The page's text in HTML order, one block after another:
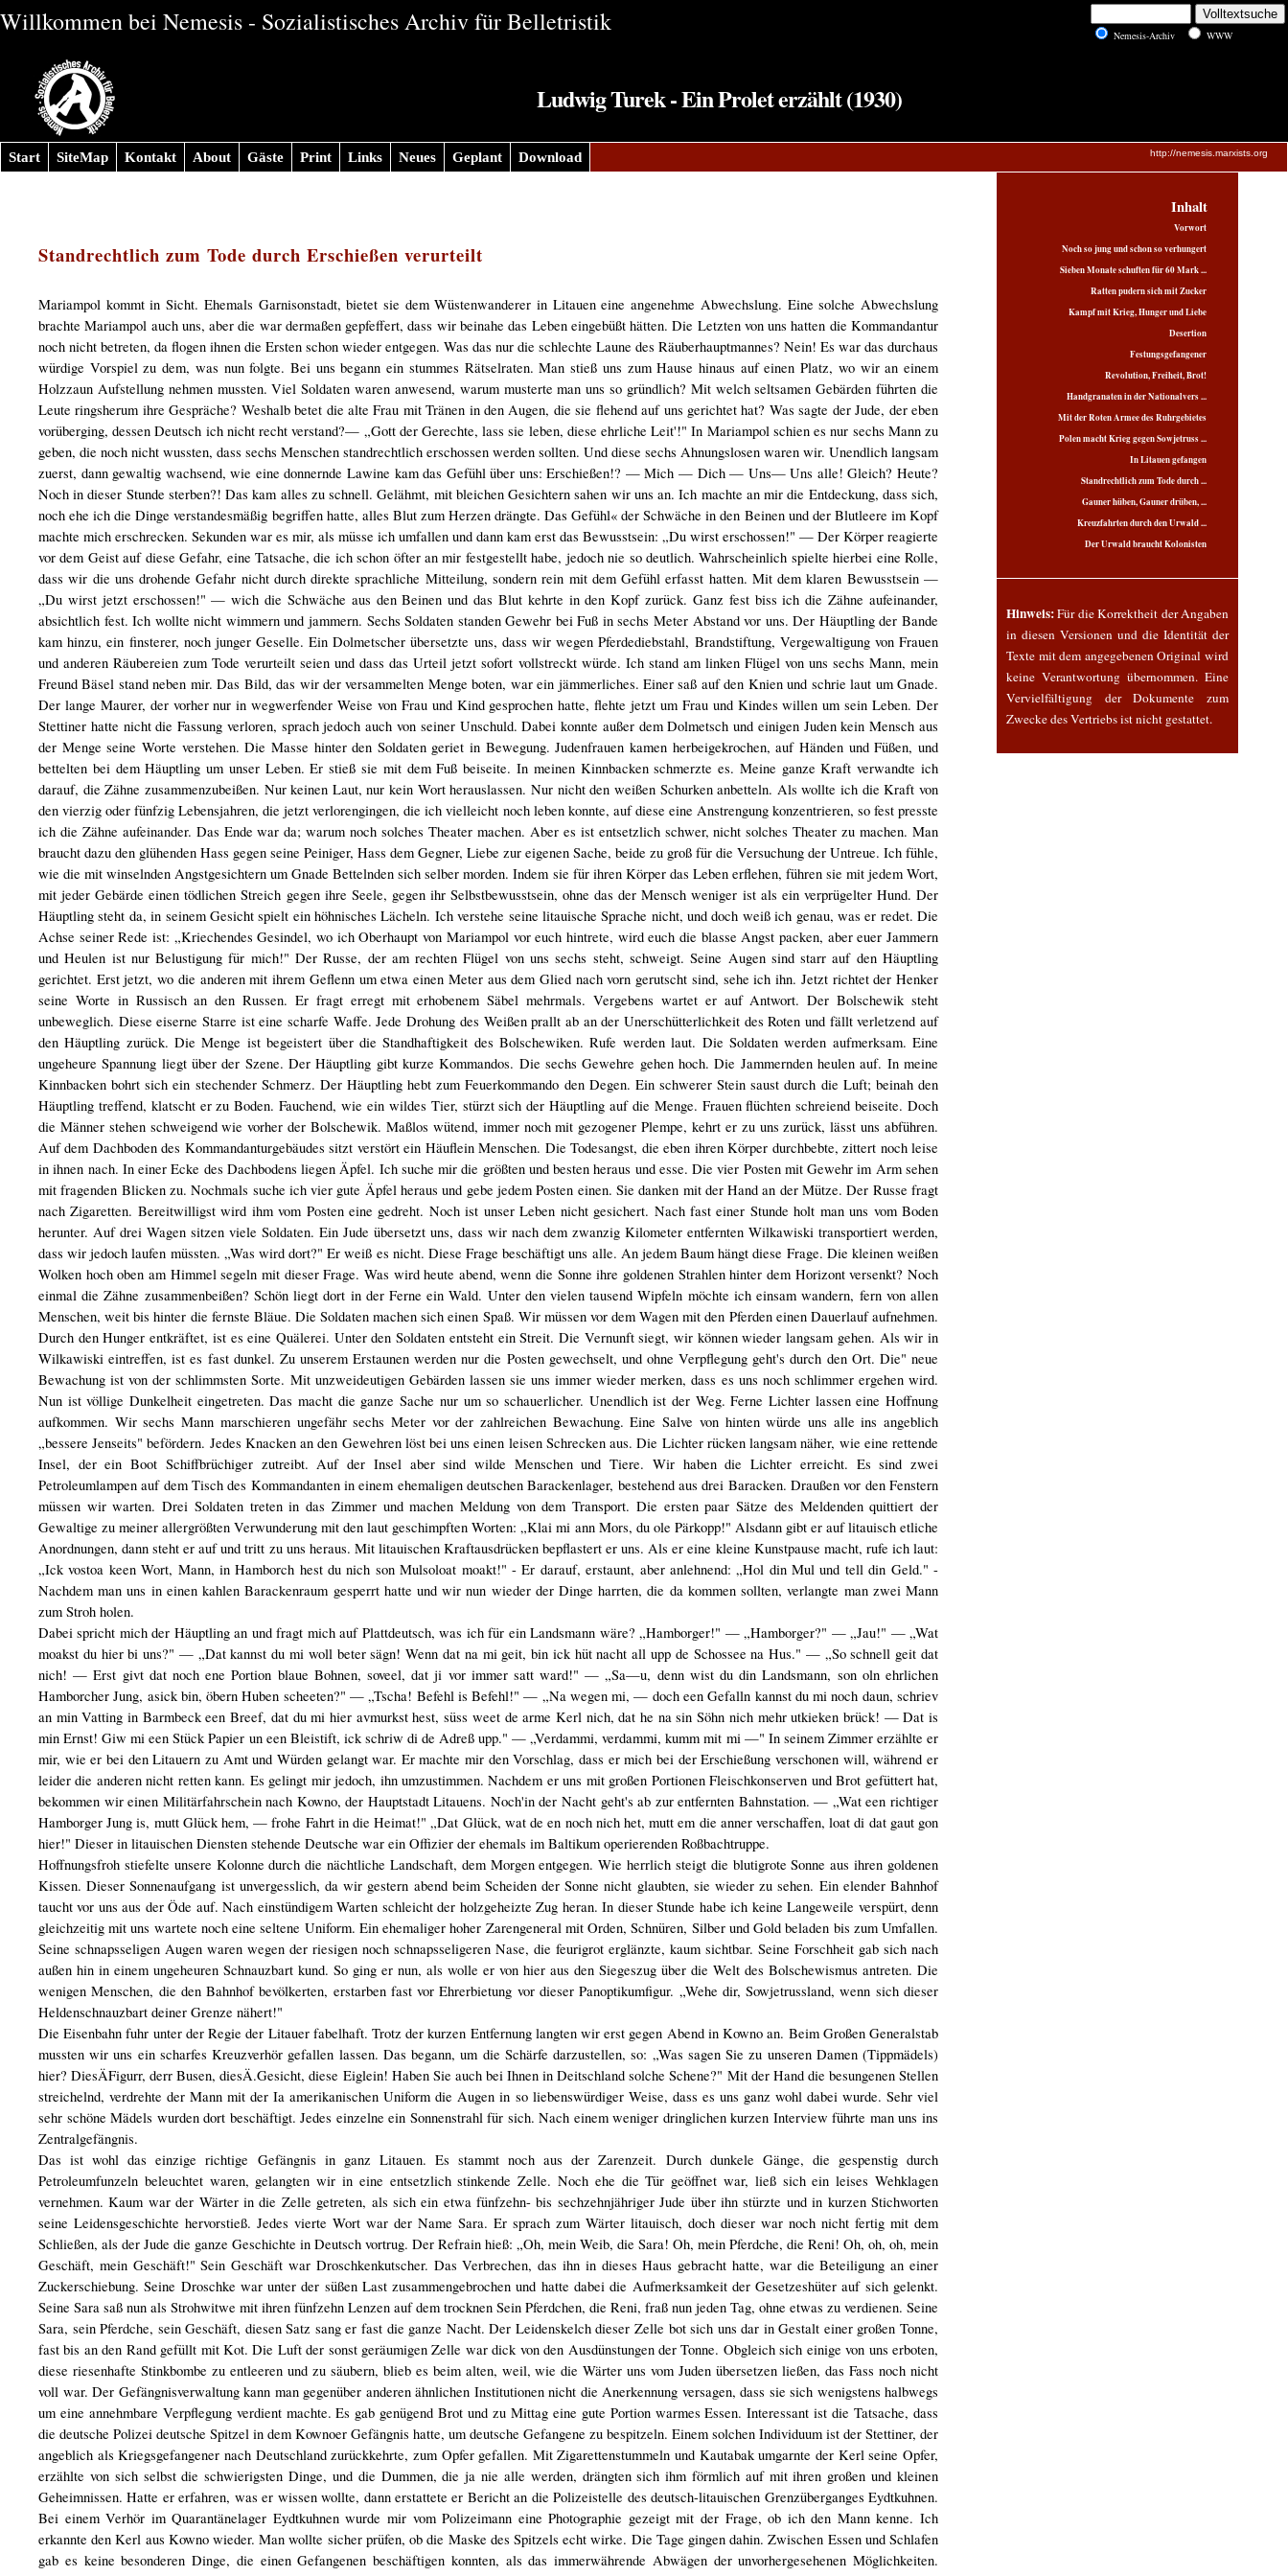
Nemesis-Archiv WWW
Willkommen bei Nemesis - Sozialistisches Archiv für Belletristik
Ludwig Turek - Ein Prolet erzählt (1930)
Start SiteMap Kontakt About Gäste Print Links Neues Geplant Download http://nemesis.marxists.org
Standrechtlich zum Tode durch Erschießen verurteilt
Mariampol kommt in Sicht. Ehemals Garnisonstadt, bietet sie dem Wüstenwanderer in Litauen eine angenehme Abwechslung. Eine solche Abwechslung
brachte Mariampol auch uns, aber die war dermaßen gepfeffert, dass wir beinahe das Leben eingebüßt hätten. Die Letzten von uns hatten die Kommandantur
noch nicht betreten, da flogen ihnen die Ersten schon wieder entgegen. Was das nur die schlechte Laune des Räuberhauptmannes? Nein! Es war das durchaus
würdige Vorspiel zu dem, was nun folgte. Bei uns begann ein stummes Rätselraten. Man stieß uns zum Hause hinaus auf einen Platz, wo wir an einem
Holzzaun Aufstellung nehmen mussten. Viel Soldaten waren anwesend, warum musterte man uns so gründlich? Mit welch seltsamen Gebärden führten die
Leute ringsherum ihre Gespräche? Weshalb betet die alte Frau mit Tränen in den Augen, die sie flehend auf uns gerichtet hat? Was sagte der Jude, der eben
vorüberging, dessen Deutsch ich nicht recht verstand?— „Gott der Gerechte, lass sie leben, diese ehrliche Leit'!" In Mariampol schien es nur sechs Mann zu
geben, die noch nicht wussten, dass sechs Menschen standrechtlich erschossen werden sollten. Und diese sechs Ahnungslosen waren wir. Unendlich langsam
zuerst, dann gewaltig wachsend, wie eine donnernde Lawine kam das Gefühl über uns: Erschießen!? — Mich — Dich — Uns— Uns alle! Gleich? Heute?
Noch in dieser Stunde sterben?! Das kam alles zu schnell. Gelähmt, mit bleichen Gesichtern sahen wir uns an. Ich machte an mir die Entdeckung, dass sich,
noch ehe ich die Dinge verstandesmäßig begriffen hatte, alles Blut zum Herzen drängte. Das Gefühl« der Schwäche in den Beinen und der Blutleere im Kopf
machte mich erschrecken. Sekunden war es mir, als müsse ich umfallen und dann kam erst das Bewusstsein: „Du wirst erschossen!" — Der Körper reagierte
vor dem Geist auf diese Gefahr, eine Tatsache, die ich schon öfter an mir festgestellt habe, jedoch nie so deutlich. Wahrscheinlich spielte hierbei eine Rolle,
dass wir die uns drohende Gefahr nicht durch direkte sprachliche Mitteilung, sondern rein mit dem Gefühl erfasst hatten. Mit dem klaren Bewusstsein —
„Du wirst jetzt erschossen!" — wich die Schwäche aus den Beinen und das Blut kehrte in den Kopf zurück. Ganz fest biss ich die Zähne aufeinander,
absichtlich fest. Ich wollte nicht wimmern und jammern. Sechs Soldaten standen Gewehr bei Fuß in sechs Meter Abstand vor uns. Der Häuptling der Bande
kam hinzu, ein finsterer, noch junger Geselle. Ein Dolmetscher übersetzte uns, dass wir wegen Pferdediebstahl, Brandstiftung, Vergewaltigung von Frauen
und anderen Räubereien zum Tode verurteilt seien und dass das Urteil jetzt sofort vollstreckt würde. Ich stand am linken Flügel von uns sechs Mann, mein
Freund Bäsel stand neben mir. Das Bild, das wir der versammelten Menge boten, war ein jämmerliches. Einer saß auf den Knien und schrie laut um Gnade.
Der lange Maurer, der vorher nur in wegwerfender Weise von Frau und Kind gesprochen hatte, flehte jetzt um Frau und Kindes willen um sein Leben. Der
Stettiner hatte nicht die Fassung verloren, sprach jedoch auch von seiner Unschuld. Dabei konnte außer dem Dolmetsch und einigen Juden kein Mensch aus
der Menge seine Worte verstehen. Die Masse hinter den Soldaten geriet in Bewegung. Judenfrauen kamen herbeigekrochen, auf Händen und Füßen, und
bettelten bei dem Häuptling um unser Leben. Er stieß sie mit dem Fuß beiseite. In meinen Kinnbacken schmerzte es. Meine ganze Kraft verwandte ich
darauf, die Zähne zusammenzubeißen. Nur keinen Laut, nur kein Wort herauslassen. Nur nicht den weißen Schurken anbetteln. Als wollte ich die Kraft von
den vierzig oder fünfzig Lebensjahren, die jetzt verlorengingen, die ich vielleicht noch leben konnte, auf diese eine Anstrengung konzentrieren, so fest presste
ich die Zähne aufeinander. Das Ende war da; warum noch solches Theater machen. Aber es ist entsetzlich schwer, nicht solches Theater zu machen. Man
braucht dazu den glühenden Hass gegen seine Peiniger, Hass dem Gegner, Liebe zur eigenen Sache, beide zu groß für die Versuchung der Untreue. Ich fühle,
wie die mit winselnden Angstgesichtern um Gnade Bettelnden sich selber morden. Indem sie für ihren Körper das Leben erflehen, führen sie mit jedem Wort,
mit jeder Gebärde einen tödlichen Streich gegen ihre Seele, gegen ihr Selbstbewusstsein, ohne das der Mensch weniger ist als ein verprügelter Hund. Der
Häuptling steht da, in seinem Gesicht spielt ein höhnisches Lächeln. Ich verstehe seine litauische Sprache nicht, und doch weiß ich genau, was er redet. Die
Achse seiner Rede ist: „Kriechendes Gesindel, wo ich Oberhaupt von Mariampol vor euch hintrete, wird euch die blasse Angst packen, aber euer Jammern
und Heulen ist nur Belustigung für mich!" Der Russe, der am rechten Flügel von uns sechs steht, schweigt. Seine Augen sind starr auf den Häuptling
gerichtet. Erst jetzt, wo die anderen mit ihrem Geflenn um etwa einen Meter aus dem Glied nach vorn gerutscht sind, sehe ich ihn. Jetzt richtet der Henker
seine Worte in Russisch an den Russen. Er fragt erregt mit erhobenem Säbel mehrmals. Vergebens wartet er auf Antwort. Der Bolschewik steht
unbeweglich. Diese eiserne Starre ist eine scharfe Waffe. Jede Drohung des Weißen prallt ab an der Unerschütterlichkeit des Roten und fällt verletzend auf
den Häuptling zurück. Die Menge ist begeistert über die Standhaftigkeit des Bolschewiken. Rufe werden laut. Die Soldaten werden aufmerksam. Eine
ungeheure Spannung liegt über der Szene. Der Häuptling gibt kurze Kommandos. Die sechs Gewehre gehen hoch. Die Jammernden heulen auf. In meine
Kinnbacken bohrt sich ein stechender Schmerz. Der Häuptling hebt zum Feuerkommando den Degen. Ein schwerer Stein saust durch die Luft; beinah den
Häuptling treffend, klatscht er zu Boden. Fauchend, wie ein wildes Tier, stürzt sich der Häuptling auf die Menge. Frauen flüchten schreiend beiseite. Doch
die Männer stehen schweigend wie vorher der Bolschewik. Maßlos wütend, immer noch mit gezogener Plempe, kehrt er zu uns zurück, lässt uns abführen.
Auf dem Dachboden des Kommandanturgebäudes sitzt verstört ein Häuflein Menschen. Die Todesangst, die eben ihren Körper durchbebte, zittert noch leise
in ihnen nach. In einer Ecke des Dachbodens liegen Äpfel. Ich suche mir die größten und besten heraus und esse. Die vier Posten mit Gewehr im Arm sehen
mit fragenden Blicken zu. Nochmals suche ich vier gute Äpfel heraus und gebe jedem Posten einen. Sie danken mit der Hand an der Mütze. Der Russe fragt
nach Zigaretten. Bereitwilligst wird ihm vom Posten eine gedreht. Noch ist unser Leben nicht gesichert. Nach fast einer Stunde holt man uns vom Boden
herunter. Auf drei Wagen sitzen viele Soldaten. Ein Jude übersetzt uns, dass wir nach dem zwanzig Kilometer entfernten Wilkawiski transportiert werden,
dass wir jedoch laufen müssten. „Was wird dort?" Er weiß es nicht. Diese Frage beschäftigt uns alle. An jedem Baum hängt diese Frage. Die kleinen weißen
Wolken hoch oben am Himmel segeln mit dieser Frage. Was wird heute abend, wenn die Sonne ihre goldenen Strahlen hinter dem Horizont versenkt? Noch
einmal die Zähne zusammenbeißen? Schön liegt dort in der Ferne ein Wald. Unter den vielen tausend Wipfeln möchte ich einsam wandern, fern von allen
Menschen, weit bis hinter die fernste Bläue. Die Soldaten machen sich einen Spaß. Wir müssen vor dem Wagen mit den Pferden einen Dauerlauf aufnehmen.
Durch den Hunger entkräftet, ist es eine Quälerei. Unter den Soldaten entsteht ein Streit. Die Vernunft siegt, wir können wieder langsam gehen. Als wir in
Wilkawiski eintreffen, ist es fast dunkel. Zu unserem Erstaunen werden nur die Posten gewechselt, und ohne Verpflegung geht's durch den Ort. Die" neue
Bewachung ist von der schlimmsten Sorte. Mit unzweideutigen Gebärden lassen sie uns immer wieder merken, dass es uns noch schlimmer ergehen wird.
Nun ist völlige Dunkelheit eingetreten. Das macht die ganze Sache nur um so schauerlicher. Unendlich ist der Weg. Ferne Lichter lassen eine Hoffnung
aufkommen. Wir sechs Mann marschieren ungefähr sechs Meter vor der zahlreichen Bewachung. Eine Salve von hinten würde uns alle ins angeblich
„bessere Jenseits" befördern. Jedes Knacken an den Gewehren löst bei uns einen leisen Schrecken aus. Die Lichter rücken langsam näher, wie eine rettende
Insel, der ein Boot Schiffbrüchiger zutreibt. Auf der Insel aber sind wilde Menschen und Tiere. Wir haben die Lichter erreicht. Es sind zwei
Petroleumlampen auf dem Tisch des Kommandanten in einem ehemaligen deutschen Barackenlager, bestehend aus drei Baracken. Draußen vor den Fenstern
müssen wir warten. Drei Soldaten treten in das Zimmer und machen Meldung von dem Transport. Die ersten paar Sätze des Meldenden quittiert der
Gewaltige zu meiner allergrößten Verwunderung mit den laut geschimpften Worten: „Klai mi ann Mors, du ole Pärkopp!" Alsdann gibt er auf litauisch etliche
Anordnungen, dann steht er auf und tritt zu uns heraus. Mit litauischen Kraftausdrücken bepflastert er uns. Als er eine kleine Kunstpause macht, rufe ich laut:
„Ick vostoa keen Wort, Mann, in Hamborch hest du nich son Mulsoloat moakt!" - Er darauf, erstaunt, aber anlehnend: „Hol din Mul und tell din Geld." -
Nachdem man uns in einen kahlen Barackenraum gesperrt hatte und wir nun wieder der Dinge harrten, die da kommen sollten, verlangte man zwei Mann
zum Stroh holen.
Dabei spricht mich der Häuptling an und fragt mich auf Plattdeutsch, was ich für ein Landsmann wäre? „Hamborger!" — „Hamborger?" — „Jau!" — „Wat
moakst du hier bi uns?" — „Dat kannst du mi woll beter sägn! Wenn dat na mi geit, bin ick hüt nacht all upp de Schossee na Hus." — „So schnell geit dat
nich! — Erst givt dat noch ene Portion blaue Bohnen, soveel, dat ji vor immer satt ward!" — „Sa—u, denn wist du din Landsmann, son oln ehrlichen
Hamborcher Jung, asick bin, öbern Huben scheeten?" — „Tscha! Befehl is Befehl!" — „Na wegen mi, — doch een Gefalln kannst du mi noch daun, schriev
an min Vatting in Barmbeck een Breef, dat du mi hier avmurkst hest, süss weet de arme Kerl nich, dat he na sin Söhn nich mehr utkieken brück! — Dat is
min Ernst! Giw mi een Stück Papier un een Bleistift, ick schriw di de Adreß upp." — „Verdammi, verdammi, kumm mit mi —" In seinem Zimmer erzählte er
mir, wie er bei den Litauern zu Amt und Würden gelangt war. Er machte mir den Vorschlag, dass er mich bei der Erschießung verschonen will, während er
leider die anderen nicht retten kann. Es gelingt mir jedoch, ihn umzustimmen. Nachdem er uns mit großen Portionen Fleischkonserven und Brot gefüttert hat,
bekommen wir einen Militärfahrschein nach Kowno, der Hauptstadt Litauens. Noch'in der Nacht geht's ab zur entfernten Bahnstation. — „Wat een richtiger
Hamborger Jung is, mutt Glück hem, — frohe Fahrt in die Heimat!" „Dat Glück, wat de en noch nich het, mutt em die anner verschaffen, loat di dat gaut gon
hier!" Dieser in litauischen Diensten stehende Deutsche war ein Offizier der ehemals im Baltikum operierenden Roßbachtruppe.
Hoffnungsfroh stiefelte unsere Kolonne durch die nächtliche Landschaft, dem Morgen entgegen. Wie herrlich steigt die blutigrote Sonne aus ihren goldenen
Kissen. Dieser Sonnenaufgang ist unvergesslich, da wir gestern abend beim Scheiden der Sonne nicht glaubten, sie wieder zu sehen. Ein elender Bahnhof
taucht vor uns aus der Öde auf. Nach einstündigem Warten schleicht der holzgeheizte Zug heran. In dieser Stunde habe ich keine Langeweile verspürt, denn
gleichzeitig mit uns wartete noch eine seltene Uniform. Ein ehemaliger hoher Zarengeneral mit Orden, Schnüren, Silber und Gold beladen bis zum Umfallen.
Seine schnapsseligen Augen waren wegen der riesigen noch schnapsseligeren Nase, die feurigrot erglänzte, kaum sichtbar. Seine Forschheit gab sich nach
außen hin in einem ungeheuren Schnauzbart kund. So ging er nun, als wolle er von hier aus den Siegeszug über die Welt des Bolschewismus antreten. Die
wenigen Menschen, die den Bahnhof bevölkerten, erstarben fast vor Ehrerbietung vor dieser Panoptikumfigur. „Wehe dir, Sowjetrussland, wenn sich dieser
Heldenschnauzbart deiner Grenze nähert!"
Die Eisenbahn fuhr unter der Regie der Litauer fabelhaft. Trotz der kurzen Entfernung langten wir erst gegen Abend in Kowno an. Beim Großen Generalstab
mussten wir uns ein scharfes Kreuzverhör gefallen lassen. Das begann, um die Schärfe darzustellen, so: „Was sagen Sie zu unseren Damen (Tippmädels)
hier? DiesÄFigurr, derr Busen, diesÄ.Gesicht, diese Eiglein! Haben Sie auch bei Ihnen in Deitschland solche Schene?" Mit der Hand die besungenen Stellen
streichelnd, verdrehte der Mann mit der Ia amerikanischen Uniform die Augen in so liebenswürdiger Weise, dass es uns ganz wohl dabei wurde. Sehr viel
sehr schöne Mädels wurden dort beschäftigt. Jedes einzelne ein Sonnenstrahl für sich. Nach einem weniger dringlichen kurzen Interview führte man uns ins
Zentralgefängnis.
Das ist wohl das einzige richtige Gefängnis in ganz Litauen. Es stammt noch aus der Zarenzeit. Durch dunkele Gänge, die gespenstig durch
Petroleumfunzeln beleuchtet waren, gelangten wir in eine entsetzlich stinkende Zelle. Noch ehe die Tür geöffnet war, ließ sich ein leises Wehklagen
vernehmen. Kaum war der Wärter in die Zelle getreten, als sich ein etwa fünfzehn- bis sechzehnjähriger Jude über ihn stürzte und in kurzen Stichworten
seine Leidensgeschichte hervorstieß. Jedes vierte Wort war der Name Sara. Er sprach zum Wärter litauisch, doch dieser war noch nicht fertig mit dem
Schließen, als der Jude die ganze Geschichte in Deutsch vortrug. Der Refrain hieß: „Oh, mein Weib, die Sara! Oh, mein Pferdche, die Reni! Oh, oh, oh, mein
Geschäft, mein Geschäft!" Sein Geschäft war Droschkenkutscher. Das Verbrechen, das ihn in dieses Haus gebracht hatte, war die Beteiligung an einer
Zuckerschiebung. Seine Droschke war unter der süßen Last zusammengebrochen und hatte dabei die Aufmerksamkeit der Gesetzeshüter auf sich gelenkt.
Seine Sara saß nun als Strohwitwe mit ihren fünfzehn Lenzen auf dem trocknen Sein Pferdchen, die Reni, fraß nun jeden Tag, ohne etwas zu verdienen. Seine
Sara, sein Pferdche, sein Geschäft, diesen Satz sang er fast die ganze Nacht. Der Leidenskelch dieser Zelle bot sich uns dar in Gestalt einer großen Tonne,
fast bis an den Rand gefüllt mit Kot. Die Luft der sonst geräumigen Zelle war dick von den Ausdünstungen der Tonne. Obgleich sich einige von uns erboten,
diese riesenhafte Stinkbombe zu entleeren und zu säubern, blieb es beim alten, weil, wie die Wärter uns vom Juden übersetzen ließen, das Fass noch nicht
voll war. Der Gefängnisverwaltung kann man gegenüber anderen ähnlichen Institutionen nicht die Anerkennung versagen, dass sie sich wenigstens halbwegs
um eine annehmbare Verpflegung verdient machte. Es gab genügend Brot und zu Mittag eine gute Portion warmes Essen. Interessant ist die Tatsache, dass
die deutsche Polizei deutsche Spitzel in dem Kownoer Gefängnis hatte, um deutsche Gefangene zu bespitzeln. Einem solchen Individuum ist der Stettiner, der
angeblich als Kriegsgefangener nach Deutschland zurückkehrte, zum Opfer gefallen. Mit Zigarettenstummeln und Kautabak umgarnte der Kerl seine Opfer,
erzählte von sich selbst die schwierigsten Dinge, und die Dummen, die ja nie alle werden, drängten sich ihm förmlich auf mit ihren großen und kleinen
Geheimnissen. Hatte er erfahren, was er wissen wollte, dann erstattete er Bericht an die Polizeistelle des deutsch-litauischen Grenzüberganges Eydtkuhnen.
Bei einem Verhör im Quarantänelager Eydtkuhnen wurde mir vom Polizeimann eine Photographie gezeigt mit der Frage, ob ich den Mann kenne. Ich
erkannte den Kerl aus Kowno wieder. Man wollte sicher prüfen, ob die Maske des Spitzels echt wirke. Die Tage gingen dahin. Zwischen Essen und Schlafen
gab es keine besonderen Dinge, die einen Gefangenen beschäftigen konnten, als das immerwährende Abwägen der unvorhergesehenen Möglichkeiten.
Inhalt
Vorwort
Noch so jung und schon so verhungert
Sieben Monate schuften für 60 Mark ...
Ratten pudern sich mit Zucker
Kampf mit Krieg, Hunger und Liebe
Desertion
Festungsgefangener
Revolution, Freiheit, Brot!
Handgranaten in der Nationalvers ...
Mit der Roten Armee des Ruhrgebietes
Polen macht Krieg gegen Sowjetruss ...
In Litauen gefangen
Standrechtlich zum Tode durch ...
Gauner hüben, Gauner drüben, ...
Kreuzfahrten durch den Urwald ...
Der Urwald braucht Kolonisten
Hinweis:Für die Korrektheit der Angaben
in diesen Versionen und die Identität der
Texte mit dem angegebenen Original wird
keine Verantwortung übernommen. Eine
Vervielfältigung der Dokumente zum
Zwecke des Vertriebs ist nicht gestattet.